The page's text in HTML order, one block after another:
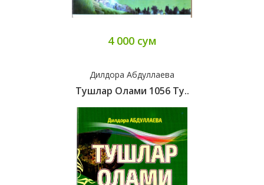
4 000 сум
Дилдора Абдуллаева
Тушлар Олами 1056 Ту..